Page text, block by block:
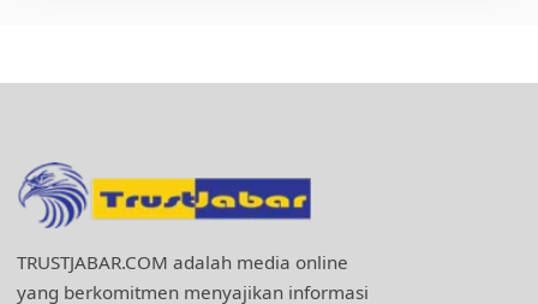
TRUSTJABAR.COM adalah media online
yang berkomitmen menyajikan informasi